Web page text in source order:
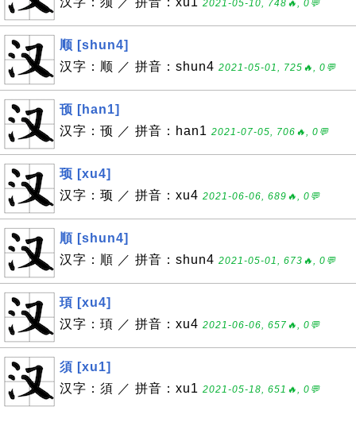
2021-05-10, 748🔥, 0💬
顺 [shun4]
汉字：顺 ／ 拼音：shun4 2021-05-01, 725🔥, 0💬
顸 [han1]
汉字：顸 ／ 拼音：han1 2021-07-05, 706🔥, 0💬
顼 [xu4]
汉字：顼 ／ 拼音：xu4 2021-06-06, 689🔥, 0💬
順 [shun4]
汉字：順 ／ 拼音：shun4 2021-05-01, 673🔥, 0💬
頊 [xu4]
汉字：頊 ／ 拼音：xu4 2021-06-06, 657🔥, 0💬
須 [xu1]
汉字：須 ／ 拼音：xu1 2021-05-18, 651🔥, 0💬